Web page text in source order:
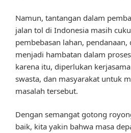
Namun, tantangan dalam
jalan tol di Indonesia masih
pembebasan lahan,
menjadi hambatan dalam
karena itu, diperlukan
swasta, dan masyarakat untuk
masalah tersebut.
Dengan semangat gotong
baik, kita yakin bahwa masa